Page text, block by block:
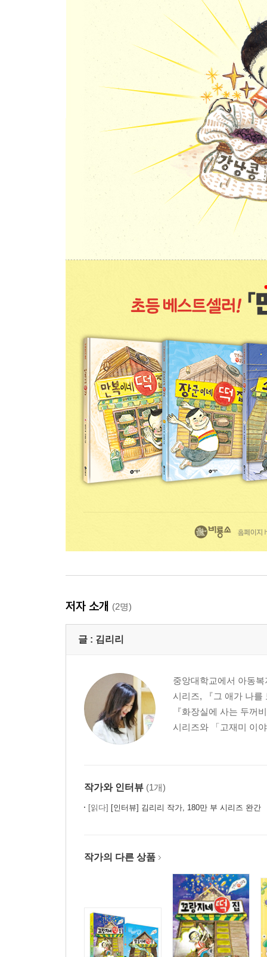
저자 소개 (2명)
글 : 김리리
중앙대학교에서 아동
시리즈, 『그 애가 나를
『화장실에 사는 두꺼
시리즈와 「고재미 이
작가와 인터뷰 (1개)
[읽다] [인터뷰] 김리리 작가, 180만 부 시리즈 완간 『꼬
작가의 다른 상품